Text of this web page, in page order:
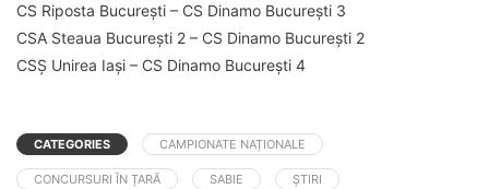
CS Riposta București – CS Dinamo București 3
CSA Steaua București 2 – CS Dinamo București 2
CSȘ Unirea Iași – CS Dinamo București 4
CATEGORIES CAMPIONATE NAȚIONALE
CONCURSURI ÎN ȚARĂ SABIE ȘTIRI